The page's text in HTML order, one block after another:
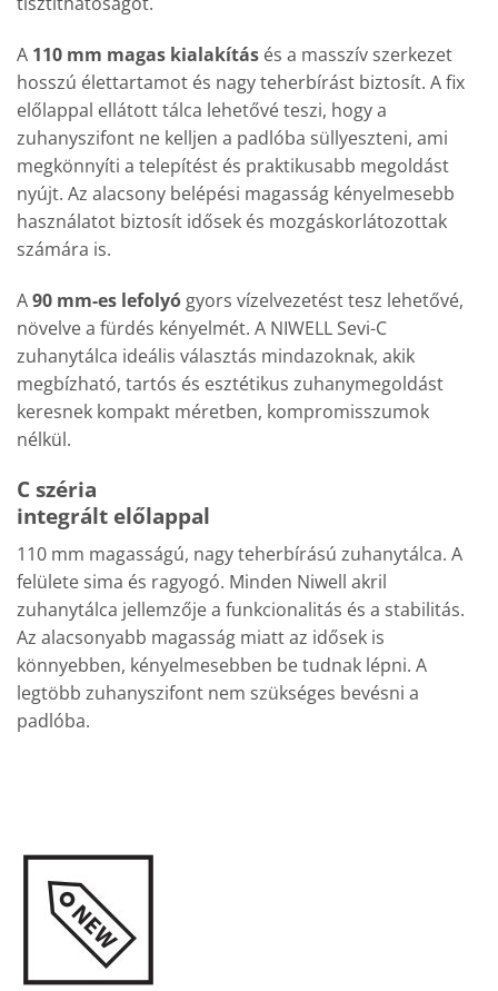
A 110 mm magas kialakítás és a masszív szerkezet
hosszú élettartamot és nagy teherbírást biztosít. A fix
előlappal ellátott tálca lehetővé teszi, hogy a
zuhanyszifont ne kelljen a padlóba süllyeszteni, ami
megkönnyíti a telepítést és praktikusabb megoldást
nyújt. Az alacsony belépési magasság kényelmesebb
használatot biztosít idősek és mozgáskorlátozottak
számára is.
A90 mm-es lefolyó gyors vízelvezetést tesz lehetővé,
növelve a fürdés kényelmét. A NIWELL Sevi-C
zuhanytálca ideális választás mindazoknak, akik
megbízható, tartós és esztétikus zuhanymegoldást
keresnek kompakt méretben, kompromisszumok
nélkül.
C széria
integrált előlappal
110 mm magasságú, nagy teherbírású zuhanytálca. A
felülete sima és ragyogó. Minden Niwell akril
zuhanytálca jellemzője a funkcionalitás és a stabilitás.
Az alacsonyabb magasság miatt az idősek is
könnyebben, kényelmesebben be tudnak lépni. A
legtöbb zuhanyszifont nem szükséges bevésni a
padlóba.